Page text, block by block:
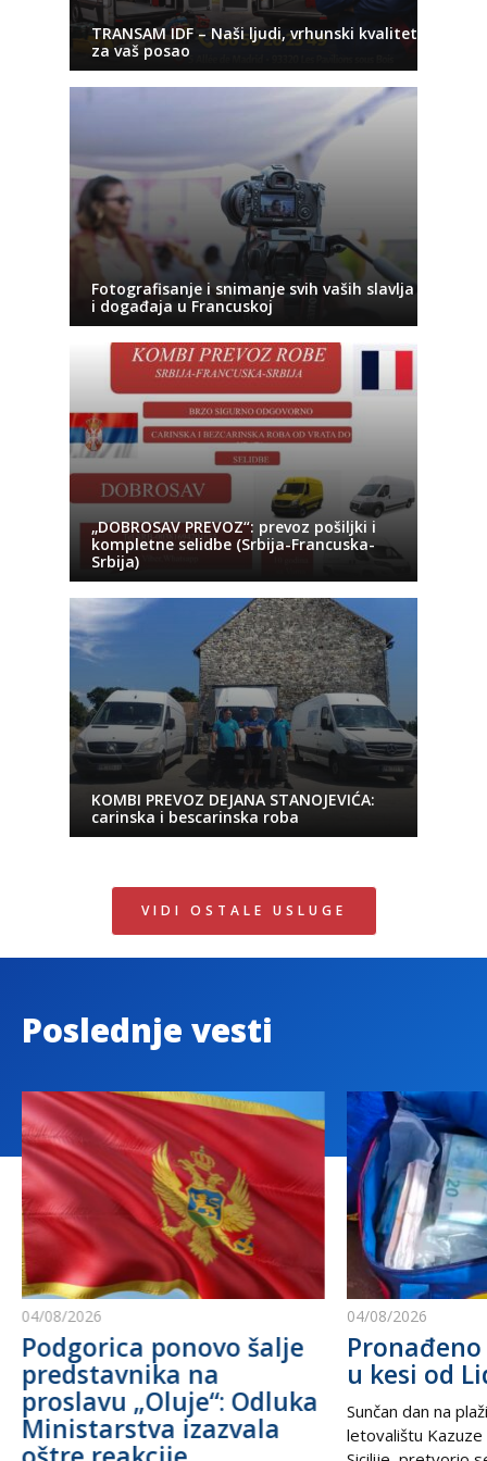
TRANSAM IDF – Naši ljudi, vrhunski kvalitet
za vaš posao
Fotografisanje i snimanje svih vaših slavlja
i događaja u Francuskoj
„DOBROSAV PREVOZ“: prevoz pošiljki i
kompletne selidbe (Srbija-Francuska-
Srbija)
KOMBI PREVOZ DEJANA STANOJEVIĆA:
carinska i bescarinska roba
VIDI OSTALE USLUGE
Poslednje vesti
04/08/2026
Podgorica ponovo šalje
predstavnika na
proslavu „Oluje“: Odluka
Ministarstva izazvala
04/08/2026
Pronađeno
u kesi od
Sunčan dan na
letovalištu Kazuze